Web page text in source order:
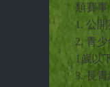
類賽事
1. 公開
2. 青
1歲以
3. 長